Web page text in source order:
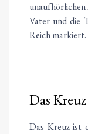
Vater und die
Reich markiert.
Das
Das Kreuz ist